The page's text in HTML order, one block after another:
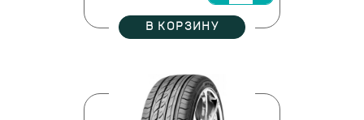
В КОРЗИНУ